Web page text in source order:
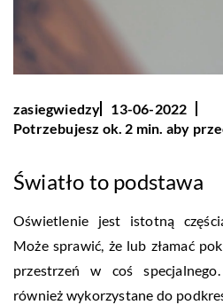
zasiegwiedzy
13-06-2022
Potrzebujesz ok. 2 min. aby
Światło to podstawa
Oświetlenie jest istotną
Może sprawić, że lub złamać
przestrzeń w coś
również wykorzystane do